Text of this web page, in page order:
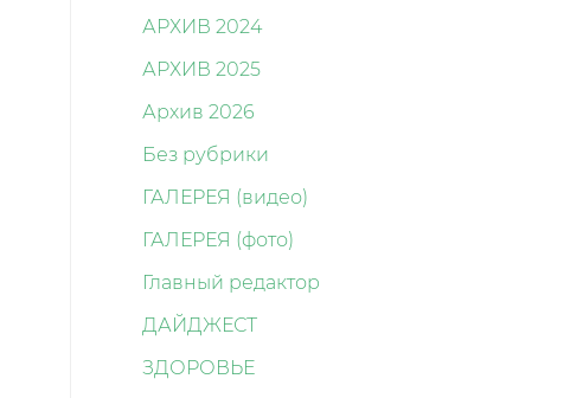
АРХИВ 2024
АРХИВ 2025
Архив 2026
Без рубрики
ГАЛЕРЕЯ (видео)
ГАЛЕРЕЯ (фото)
Главный редактор
ДАЙДЖЕСТ
ЗДОРОВЬЕ